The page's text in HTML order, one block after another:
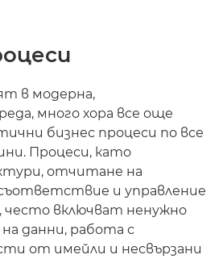
в модерна,
много хора все още
бизнес процеси по все
Процеси, като
отчитане на
и управление
често включват ненужно
данни, работа с
от имейли и несвързани